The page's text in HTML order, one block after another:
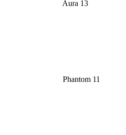
Aura 13
Phantom 11